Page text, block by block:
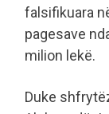
falsifikuara
pagesave
milion lekë.
Duke